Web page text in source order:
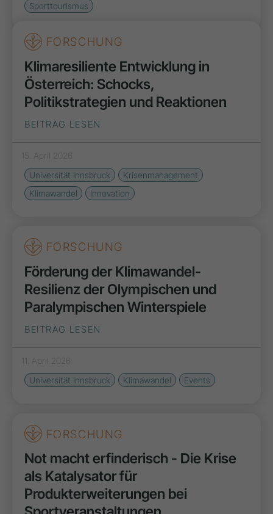
Sporttourismus
FORSCHUNG
Klimaresiliente Entwicklung in
Österreich: Schocks,
Politikstrategien und Reaktionen
BEITRAG LESEN
15. April 2026
Universität Innsbruck
Krisenmanagement
Klimawandel
Innovation
FORSCHUNG
Förderung der Klimawandel-
Resilienz der Olympischen und
Paralympischen Winterspiele
BEITRAG LESEN
11. April 2026
Universität Innsbruck
Klimawandel Events
FORSCHUNG
Not macht erfinderisch - Die Krise
als Katalysator für
Produkterweiterungen bei